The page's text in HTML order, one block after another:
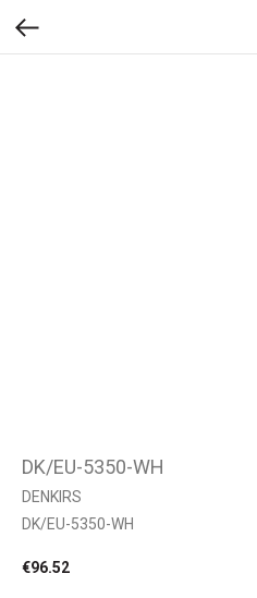
DK/EU-5350-WH
DENKIRS
DK/EU-5350-WH
€96.52